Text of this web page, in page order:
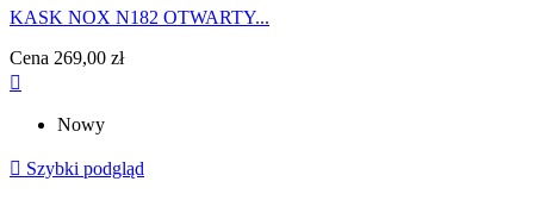
KASK NOX N182 OTWARTY...
Cena 269,00 zł

Nowy
 Szybki podgląd